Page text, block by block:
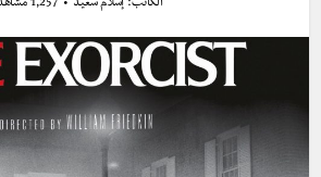
الكاتب:إسلام سعيد 1,257 مشاهدة